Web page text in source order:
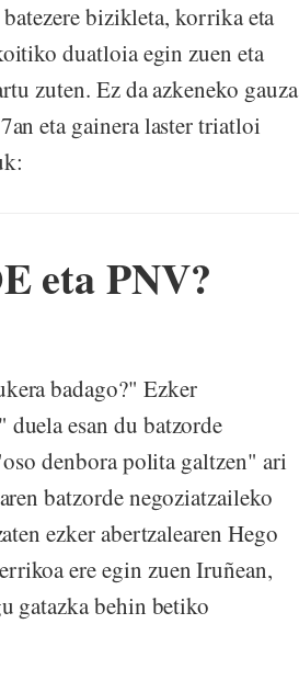
bizikleta, korrika eta
duatloia egin zuen eta
zuten. Ez da azkeneko gauza
eta gainera laster triatloi
eta PNV?
badago?" Ezker
esan du batzorde
denbora polita galtzen" ari
batzorde negoziatzaileko
ezker abertzalearen Hego
ere egin zuen Iruñean,
gatazka behin betiko